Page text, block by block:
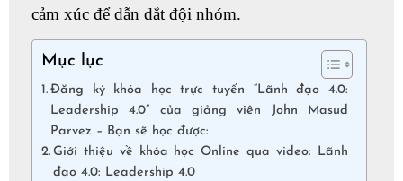
cảm xúc để dẫn dắt đội nhóm.
Mục lục
Đăng ký khóa học trực tuyến “Lãnh đạo 4.0:
Leadership 4.0” của giảng viên John Masud
Parvez – Bạn sẽ học được:
Giới thiệu về khóa học Online qua video: Lãnh
đạo 4.0: Leadership 4.0